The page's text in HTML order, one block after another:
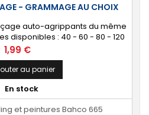
- GRAMMAGE AU CHOIX
auto-agrippants du même
disponibles : 40 - 60 - 80 - 120
600 - 1200 Diamètre : 125mm
Prix
1,99 €
au panier
En stock